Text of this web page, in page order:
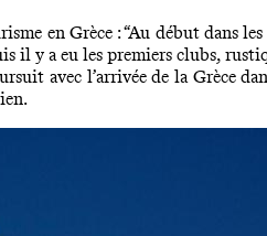
en Grèce : “Au début dans
il y a eu les premiers clubs,
avec l’arrivée de la Grèce